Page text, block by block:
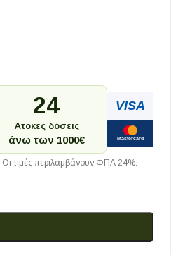
24
Άτοκες δόσεις
άνω των 1000€
VISA
Mastercard
τιμές περιλαμβάνουν ΦΠΑ 24%.